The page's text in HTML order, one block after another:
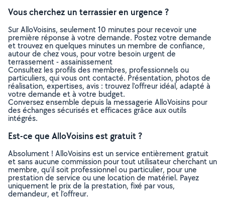
Vous cherchez un terrassier en urgence ?
Sur AlloVoisins, seulement 10 minutes pour recevoir une
première réponse à votre demande. Postez votre demande
et trouvez en quelques minutes un membre de confiance,
autour de chez vous, pour votre besoin urgent de
terrassement - assainissement
Consultez les profils des membres, professionnels ou
particuliers, qui vous ont contacté. Présentation, photos de
réalisation, expertises, avis : trouvez l'offreur idéal, adapté à
votre demande et à votre budget.
Conversez ensemble depuis la messagerie AlloVoisins pour
des échanges sécurisés et efficaces grâce aux outils
intégrés.
Est-ce que AlloVoisins est gratuit ?
Absolument ! AlloVoisins est un service entièrement gratuit
et sans aucune commission pour tout utilisateur cherchant un
membre, qu’il soit professionnel ou particulier, pour une
prestation de service ou une location de matériel. Payez
uniquement le prix de la prestation, fixé par vous,
demandeur, et l’offreur.